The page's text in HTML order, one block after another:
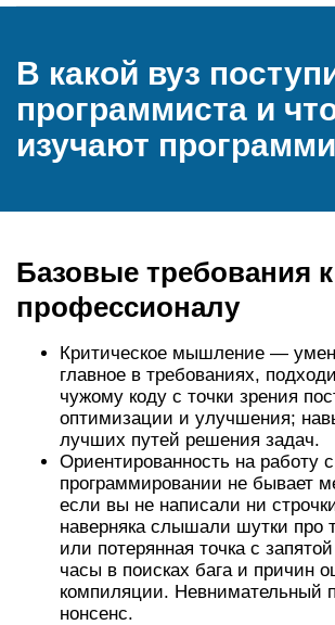
В какой вуз
программиста и
изучают
Базовые требования к
профессионалу
Критическое мышление —
главное в требованиях,
чужому коду с точки зрения
оптимизации и улучшения;
лучших путей решения задач.
Ориентированность на работу
программировании не бывает
если вы не написали ни
наверняка слышали шутки про
или потерянная точка с
часы в поисках бага и причин
компиляции. Невнимательный
нонсенс.